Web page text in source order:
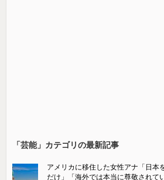
「芸能」カテゴリの最新記事
アメリカに移住した女性アナ「日本
だけ」「海外では本当に尊敬されて